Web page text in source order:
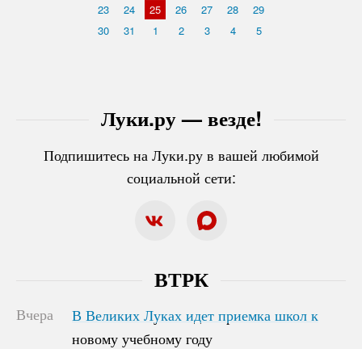
Луки.ру — везде!
Подпишитесь на Луки.ру в вашей любимой
социальной сети:
23
24 25 26 27 28
29
30
31 1 2 3 4 5
ВТРК
Вчера
В Великих Луках идет приемка школ к
новому учебному году
В Великих Луках идет приемка школ к
новому учебному году